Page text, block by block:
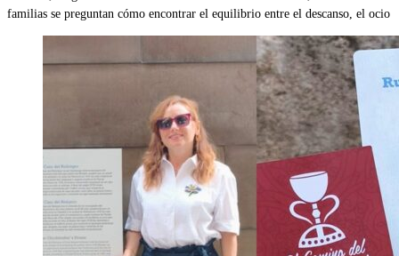
familias se preguntan cómo encontrar el equilibrio entre el descanso, el ocio